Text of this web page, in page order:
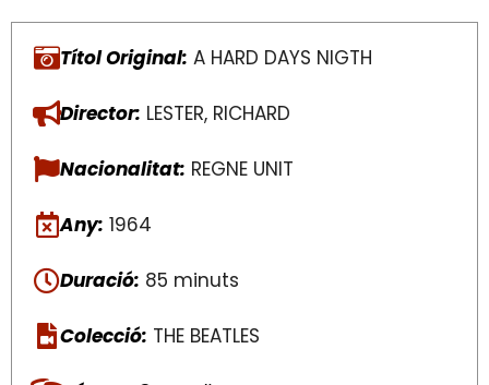
Títol Original: A HARD DAYS NIGTH
Director: LESTER, RICHARD
Nacionalitat: REGNE UNIT
Any: 1964
Duració: 85 minuts
Colecció: THE BEATLES